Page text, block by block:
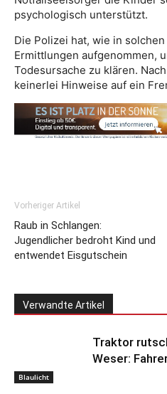
psychologisch unterstützt.
Die Polizei hat, wie in
Ermittlungen aufgenommen,
Todesursache zu klären.
keinerlei Hinweise auf ein
Vorheriger Artikel
Raub in Schlangen:
Jugendlicher bedroht Kind und
entwendet Eisgutschein
Verwandte Artikel
Blaulicht
Traktor
Weser: